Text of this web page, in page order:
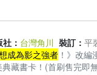
： 台灣角川 裝訂： 平
成為影之強者 ！》改
藏書卡！(首刷售完即